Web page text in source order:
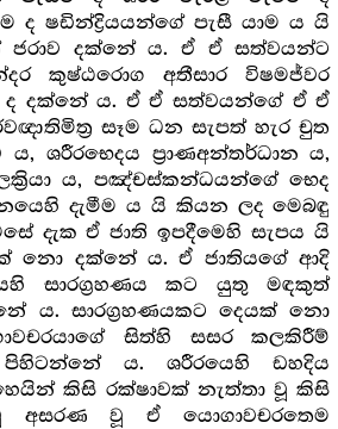
ද ෂඩින්ද්‍රියයන්ගේ පැසී යාම ය යි
දක්නේ ය. ඒ ඒ සත්වයන්ට
කුෂ්ඨරොග අතීසාර විෂමජ්වර
ද දක්නේ ය. ඒ ඒ සත්වයන්ගේ ඒ ඒ
සෑම ධන සැපත් හැර චුත
ශරීරභෙදය ප්‍රාණඅන්තර්ධාන ය,
ය, පඤ්චස්කන්ධයන්ගේ භෙද
දැමීම ය යි කියන ලද මෙබඳු
දැක ඒ ජාති ඉපදීමෙහි සැපය යි
නො දක්නේ ය. ඒ ජාතියගේ ආදි
සාරග්‍ර‍හණය කට යුතු මඳකුත්
ය. සාරග්‍ර‍හණයකට දෙයක් නො
සිත්හි සසර කලකිරීම්
ය. ශරීරයෙහි ඩහදිය
කිසි රක්ෂාවක් නැත්තා වූ කිසි
අසරණ වූ ඒ යොගාවචරතෙම